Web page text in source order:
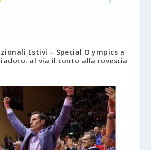
Estivi – Special Olympics a
al via il conto alla rovescia